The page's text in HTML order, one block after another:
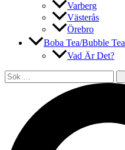
Varberg
Västerås
Örebro
Boba Tea/Bubble Tea
Vad Är Det?
Sök
efter: